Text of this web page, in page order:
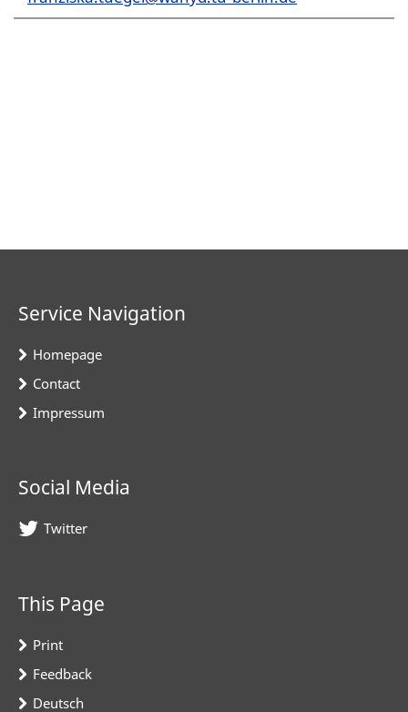
Service Navigation
Homepage
Contact
Impressum
Social Media
Twitter
This Page
Print
Feedback
Deutsch